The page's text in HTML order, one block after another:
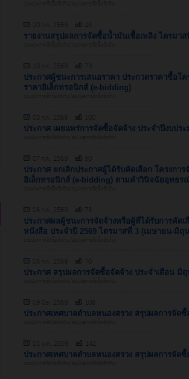
20 ก.ค., 2569
48
รายงานสรุปผลการจัดซื้อน้ำมันเชื้อเพลิง ไตรมา
10 ก.ค., 2569
79
ประกาศผู้ชนะการเสนอราคา ประกวดราคาซื้อโ
ราคาอิเล็กทรอนิกส์ (e-bidding)
08 ก.ค., 2569
100
ประกาศ เผยแพร่การจัดซื้อจัดจ้าง ประจำปีงบปร
07 ก.ค., 2569
90
ประกาศ ยกเลิกประกาศผู้ได้รับคัดเลือก โครงก
อิเล็กทรอนิกส์ (e-bidding) ตามคำวินิจฉัยอุทธร
06 ก.ค., 2569
73
ประกาศผลผู้ชนะการจัดจ้างหรือผู้ที่ได้รับการคัด
หนังสือ ประจำปี 2569 ไตรมาสที่ 3 (เมษายน-มิถุ
06 ก.ค., 2569
70
ประกาศ สรุปผลการจัดซื้อจัดจ้าง ประจำเดือน มิ
09 มิ.ย., 2569
108
ประกาศเทศบาลตำบลหนองสรวง สรุปผลการจัด
01 พ.ค., 2569
142
ประกาศเทศบาลตำบลหนองสรวง สรุปผลการจัด